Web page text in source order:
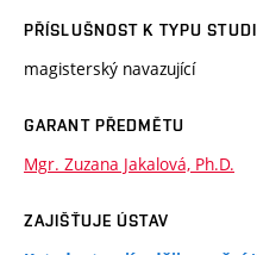
PŘÍSLUŠNOST K TYPU
magisterský navazující
GARANT PŘEDMĚTU
Mgr. Zuzana Jakalová, Ph.D.
ZAJIŠŤUJE ÚSTAV